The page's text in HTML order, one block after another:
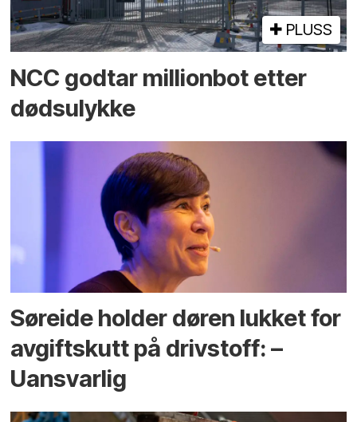
PLUSS
NCC godtar millionbot etter
dødsulykke
Søreide holder døren lukket for
avgiftskutt på drivstoff: –
Uansvarlig